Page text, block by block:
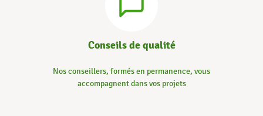
Conseils de qualité
Nos conseillers, formés en permanence, vous
accompagnent dans vos projets